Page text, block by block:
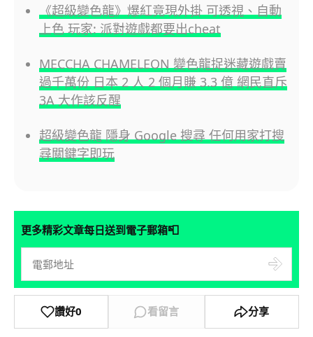
《超級變色龍》爆紅竟現外掛 可透視、自動
上色 玩家: 派對遊戲都要出cheat
MECCHA CHAMELEON 變色龍捉迷藏遊戲賣
過千萬份 日本 2 人 2 個月賺 3.3 億 網民直斥
3A 大作該反醒
超級變色龍 隱身 Google 搜尋 任何用家打搜
尋關鍵字即玩
更多精彩文章每日送到電子郵箱📮
讚好0 看留言 分享